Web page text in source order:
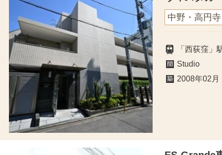
中野・高円寺
「西荻窪
Studio
2008年02月